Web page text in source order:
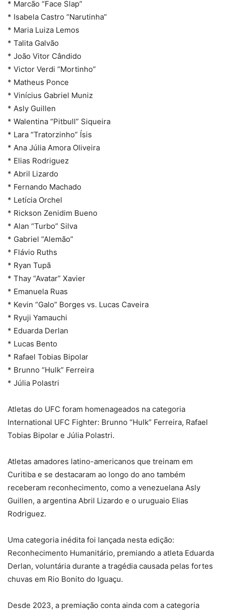
* Marcão “Face Slap”
* Isabela Castro “Narutinha”
* Maria Luiza Lemos
* Talita Galvão
* João Vitor Cândido
* Victor Verdi “Mortinho”
* Matheus Ponce
* Vinícius Gabriel Muniz
* Asly Guillen
* Walentina “Pitbull” Siqueira
* Lara “Tratorzinho” Ísis
* Ana Júlia Amora Oliveira
* Elias Rodriguez
* Abril Lizardo
* Fernando Machado
* Letícia Orchel
* Rickson Zenidim Bueno
* Alan “Turbo” Silva
* Gabriel “Alemão”
* Flávio Ruths
* Ryan Tupã
* Thay “Avatar” Xavier
* Emanuela Ruas
* Kevin “Galo” Borges vs. Lucas Caveira
* Ryuji Yamauchi
* Eduarda Derlan
* Lucas Bento
* Rafael Tobias Bipolar
* Brunno “Hulk” Ferreira
* Júlia Polastri
Atletas do UFC foram homenageados na categoria
International UFC Fighter: Brunno “Hulk” Ferreira, Rafael
Tobias Bipolar e Júlia Polastri.
Atletas amadores latino-americanos que treinam em
Curitiba e se destacaram ao longo do ano também
receberam reconhecimento, como a venezuelana Asly
Guillen, a argentina Abril Lizardo e o uruguaio Elias
Rodriguez.
Uma categoria inédita foi lançada nesta edição:
Reconhecimento Humanitário, premiando a atleta Eduarda
Derlan, voluntária durante a tragédia causada pelas fortes
chuvas em Rio Bonito do Iguaçu.
Desde 2023, a premiação conta ainda com a categoria